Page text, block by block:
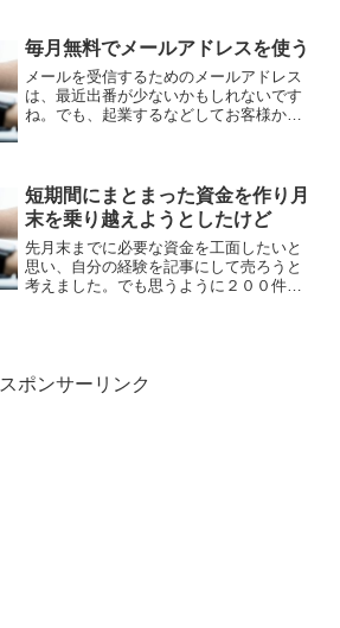
を傾け、相手とのコミュニケーションを
大切にしよう。愛の...
毎月無料でメールアドレスを使う
メールを受信するためのメールアドレス
は、最近出番が少ないかもしれないです
ね。でも、起業するなどしてお客様から
す。普通は独自ドメインを契...
短期間にまとまった資金を作り月
末を乗り越えようとしたけど
先月末までに必要な資金を工面したいと
思い、自分の経験を記事にして売ろうと
考えました。でも思うように２００件以
スポンサーリンク